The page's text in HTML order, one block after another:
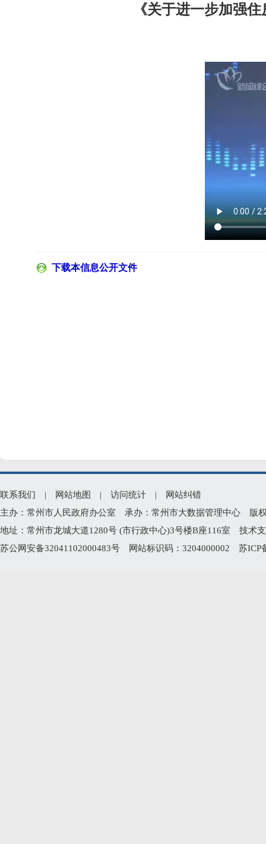
《关于进一步加强
下载本信息公开文件
联系我们 | 网站地图 | 访问统计 |
网站纠错
主办：常州市人民政府办公室 承办：常州市大数据管理中心 版
地址：常州市龙城大道1280号 (市行政中心)3号楼B座116室 技术
苏公网安备32041102000483号 网站标识码：3204000002 苏ICP